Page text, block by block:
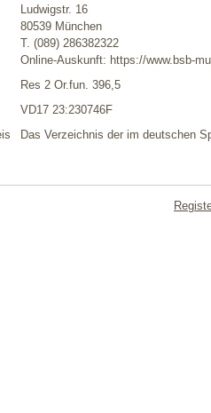
Ludwigstr. 16
80539 München
T. (089) 286382322
Online-Auskunft: https://www.bsb-
Res 2 Or.fun. 396,5
VD17 23:230746F
Das Verzeichnis der im deutschen